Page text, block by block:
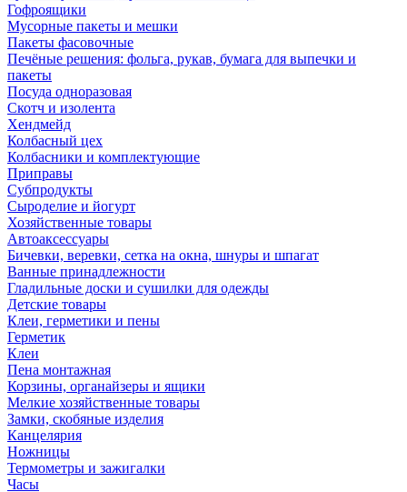
Гофроящики
Мусорные пакеты и мешки
Пакеты фасовочные
Печёные решения: фольга, рукав, бумага для выпечки и
пакеты
Посуда одноразовая
Скотч и изолента
Хендмейд
Колбасный цех
Колбасники и комплектующие
Приправы
Субпродукты
Сыроделие и йогурт
Хозяйственные товары
Автоаксессуары
Бичевки, веревки, сетка на окна, шнуры и шпагат
Ванные принадлежности
Гладильные доски и сушилки для одежды
Детские товары
Клеи, герметики и пены
Герметик
Клеи
Пена монтажная
Корзины, органайзеры и ящики
Мелкие хозяйственные товары
Замки, скобяные изделия
Канцелярия
Ножницы
Термометры и зажигалки
Часы